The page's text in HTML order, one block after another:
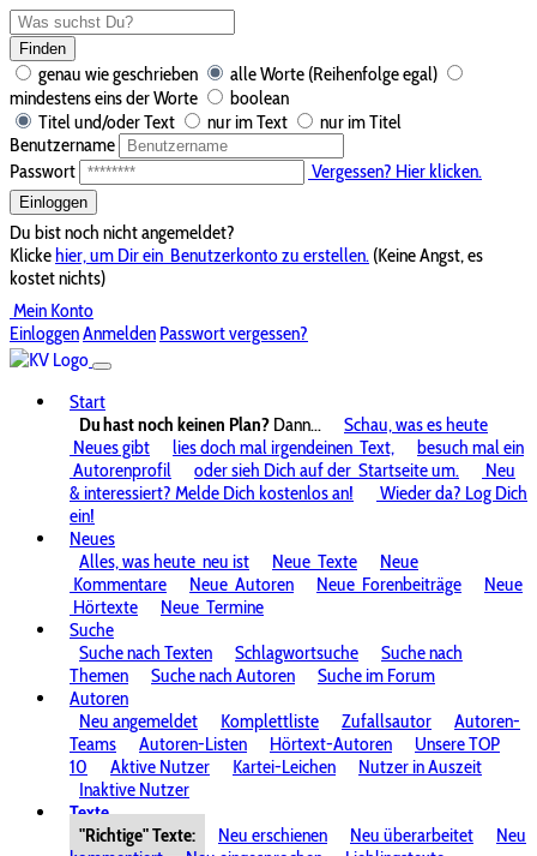
Finden
genau wie geschrieben
alle Worte (Reihenfolge egal)
mindestens eins der Worte
boolean
Titel und/oder Text
nur im Text
nur im Titel
Benutzername
Passwort
Vergessen? Hier klicken.
Einloggen
Du bist noch nicht angemeldet?
Klickehier, um Dir ein Benutzerkonto zu erstellen. (Keine Angst, es
kostet nichts)
Mein Konto
EinloggenAnmelden Passwort vergessen?
Start
Du hast noch keinen Plan? Dann...
Schau, was es heute
Neues gibt
lies doch mal irgendeinen Text,
besuch mal ein
Autorenprofil
oder sieh Dich auf der Startseite um.
Neu
& interessiert? Melde Dich kostenlos an!
Wieder da? Log Dich
ein!
Neues
Alles, was heute neu ist Neue Texte
Neue
Kommentare
Neue Autoren Neue Forenbeiträge
Neue
Hörtexte
Neue Termine
Suche
Suche nach Texten
Schlagwortsuche
Suche nach
Themen
Suche nach Autoren
Suche im Forum
Autoren
Neu angemeldet
Komplettliste Zufallsautor
Autoren-
Teams
Autoren-Listen Hörtext-Autoren
Unsere TOP
10
Aktive Nutzer Kartei-Leichen
Nutzer in Auszeit
Inaktive Nutzer
Texte
"Richtige" Texte:
Neu erschienen Neu überarbeitet
Neu